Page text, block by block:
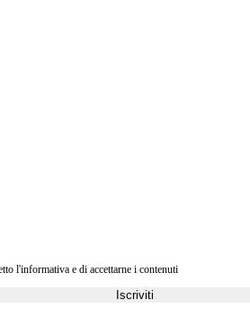
l'informativa e di accettarne i contenuti
Iscriviti